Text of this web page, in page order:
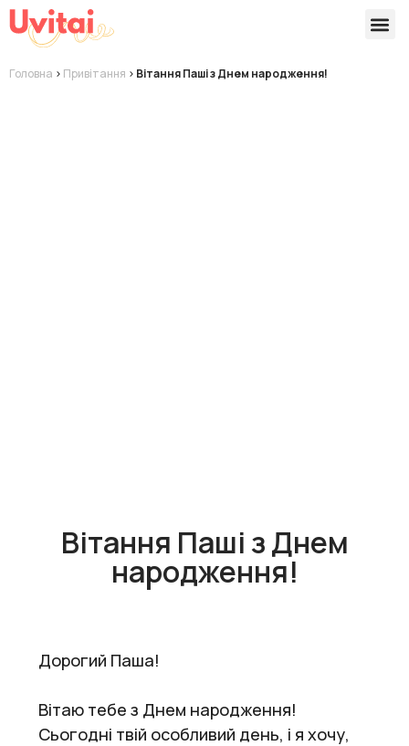
Головна > Привітання > Вітання Паші з Днем народження!
Вітання Паші з Днем
народження!
Дорогий Паша!
Вітаю тебе з Днем народження!
Сьогодні твій особливий день, і я хочу,